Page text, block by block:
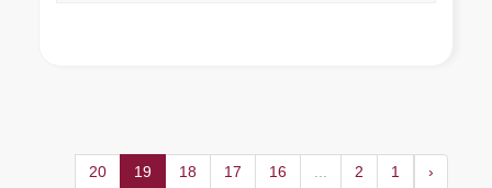
‹
1
2
...
16
17
18
19
20